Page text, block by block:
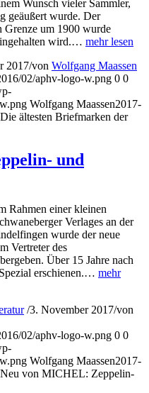
Wunsch vieler Sammler,
geäußert wurde. Der
Grenze um 1900 wurde
wird.… mehr lesen
2017/von Wolfgang Maassen
02/aphv-logo-w.png 0 0
Wolfgang Maassen2017-
Die ältesten Briefmarken der
und
Rahmen einer kleinen
Verlages an der
wurde der neue
Vertreter des
Über 15 Jahre nach
erschienen.… mehr
/3. November 2017/von
02/aphv-logo-w.png 0 0
Wolfgang Maassen2017-
Neu von MICHEL: Zeppelin-